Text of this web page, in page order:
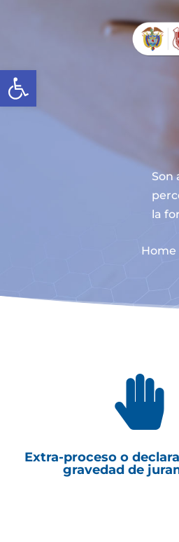
Abrir barra de herramientas
Son
la
Home

Extra-proceso o
gravedad de